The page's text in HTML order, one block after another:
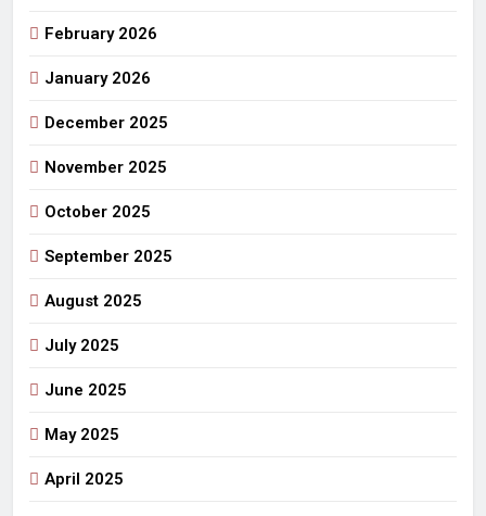
February 2026
January 2026
December 2025
November 2025
October 2025
September 2025
August 2025
July 2025
June 2025
May 2025
April 2025